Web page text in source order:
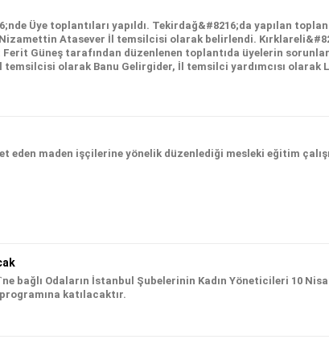
Üye toplantıları yapıldı. Tekirdağ&#8216;da yapılan
Atasever İl temsilcisi olarak belirlendi.
Güneş tarafından düzenlenen toplantıda üyelerin
olarak Banu Gelirgider, İl temsilci yardımcısı olarak
eden maden işçilerine yönelik düzenlediği mesleki eğitim
bağlı Odaların İstanbul Şubelerinin Kadın Yöneticileri 10
katılacaktır.